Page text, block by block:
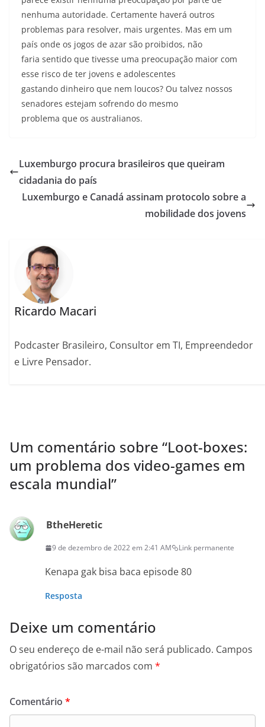
nenhuma autoridade. Certamente haverá outros
problemas para resolver, mais urgentes. Mas em um
país onde os jogos de azar são proibidos, não
faria sentido que tivesse uma preocupação maior com
esse risco de ter jovens e adolescentes
gastando dinheiro que nem loucos? Ou talvez nossos
senadores estejam sofrendo do mesmo
problema que os australianos.
Luxemburgo procura brasileiros que queiram
cidadania do país
Luxemburgo e Canadá assinam protocolo sobre a
mobilidade dos jovens
Ricardo Macari
Podcaster Brasileiro, Consultor em TI, Empreendedor
e Livre Pensador.
Um comentário sobre “Loot-boxes:
um problema dos video-games em
escala mundial”
BtheHeretic
9 de dezembro de 2022 em 2:41 AM Link permanente
Kenapa gak bisa baca episode 80
Resposta
Deixe um comentário
O seu endereço de e-mail não será publicado. Campos
obrigatórios são marcados com *
Comentário *